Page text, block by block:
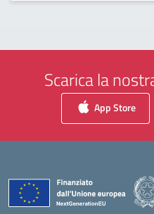
Scarica la
App Store